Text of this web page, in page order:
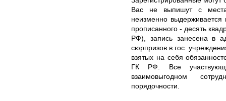
Вас не выпишут с места
неизменно
прописанного - десять
РФ), запись занесена в
сюрпризов в гос.
взятых на себя
ГК РФ. Все
взаимовыгодном
порядочности.